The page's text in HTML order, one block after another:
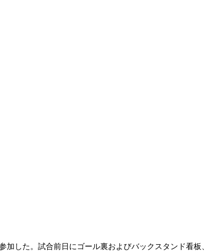
した。試合前日にゴール裏およびバックスタンド看板、